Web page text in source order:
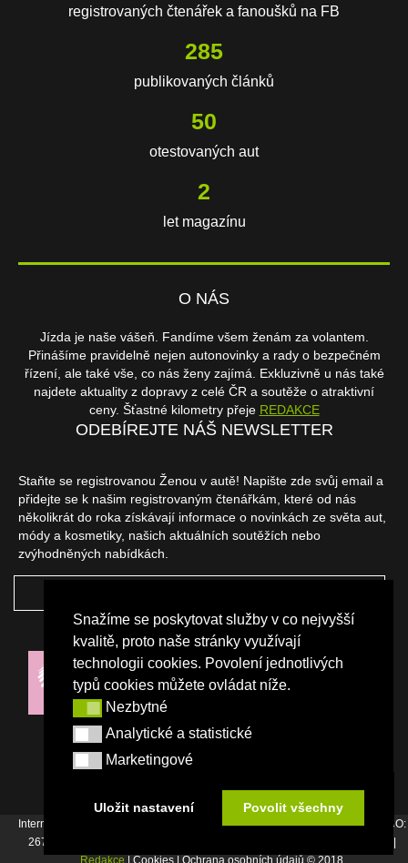
Snažíme se poskytovat služby v co nejvyšší
kvalitě, proto naše stránky využívají
technologii cookies. Povolení jednotlivých
typů cookies můžete ovládat níže.
NezbytnéNezbytné
Analytické a statistické
Analytické a statistické
Marketingové
Marketingové
Uložit nastavení Povolit všechny
registrovaných čtenářek a fanoušků na FB
608
publikovaných článků
107
otestovaných aut
3
let magazínu
O NÁS
Jízda je naše vášeň. Fandíme všem ženám za volantem.
Přinášíme pravidelně nejen autonovinky a rady o bezpečném
řízení, ale také vše, co nás ženy zajímá. Exkluzivně u nás také
najdete aktuality z dopravy z celé ČR a soutěže o atraktivní
ceny. Šťastné kilometry přeje REDAKCE
ODEBÍREJTE NÁŠ NEWSLETTER
Staňte se registrovanou Ženou v autě! Napište zde svůj email a
přidejte se k našim registrovaným čtenářkám, které od nás
několikrát do roka získávají informace o novinkách ze světa aut,
módy a kosmetiky, našich aktuálních soutěžích nebo
zvýhodněných nabídkách.
NAŠI PARTNEŘI
Internetový magazín Žena v autě vydává vydavatelství Srdce Evropy s.r.o., IČO:
26744007, Bořivojova 17, Praha 3, Tel. : +420 222 726 364 |
Redakce | Cookies | Ochrana osobních údajů © 2018